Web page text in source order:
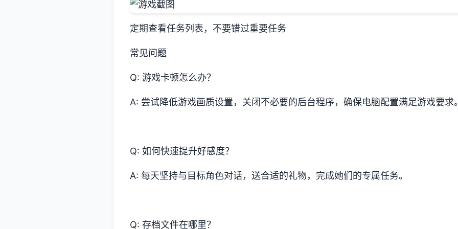
定期查看任务列表，不要错过重要任务
常见问题
Q: 游戏卡顿怎么办？
A: 尝试降低游戏画质设置，关闭不必要的后台程序，确保电脑配置满足游戏要求
Q: 如何快速提升好感度？
A: 每天坚持与目标角色对话，送合适的礼物，完成她们的专属任务。
Q: 存档文件在哪里？